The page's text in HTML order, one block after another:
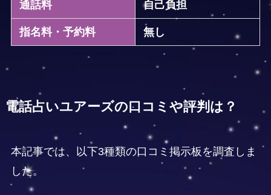
通話料 自己負担
指名料・予約料 無し
電話占いユアーズの口コミや評判は？
本記事では、以下3種類の口コミ掲示板を調査しま
した。